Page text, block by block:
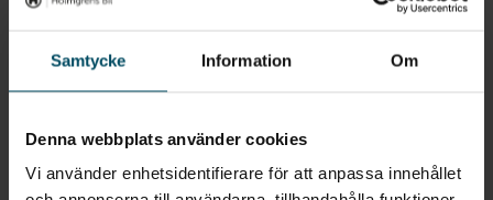
Samtycke Information Om
Denna webbplats använder cookies
Vi använder enhetsidentifierare för att anpassa innehållet
Pris
599 875 kr 6 958 kr/mån